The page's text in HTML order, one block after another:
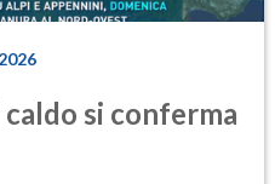
si conferma